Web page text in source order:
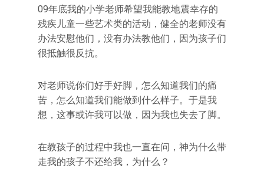
09年底我的小学老师希望我能教地震幸存的
残疾儿童一些艺术类的活动，健全的老师没有
办法安慰他们，没有办法教他们，因为孩子们
很抵触很反抗。
对老师说你们好手好脚，怎么知道我们的痛
苦，怎么知道我们能做到什么样子。于是我
想，这事或许我可以做，因为我也失去了脚。
在教孩子的过程中我也一直在问，神为什么带
走我的孩子不还给我，为什么？